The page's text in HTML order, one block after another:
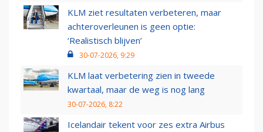
KLM ziet resultaten verbeteren, maar
achteroverleunen is geen optie:
‘Realistisch blijven’
30-07-2026, 9:29
KLM laat verbetering zien in tweede
kwartaal, maar de weg is nog lang
30-07-2026, 8:22
Icelandair tekent voor zes extra Airbus